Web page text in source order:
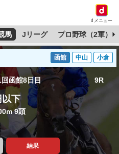
dメニュー
馬 Jリーグ プロ野球（2軍）
函館 中山 小倉
函館8日目 9R
下
9頭
結果